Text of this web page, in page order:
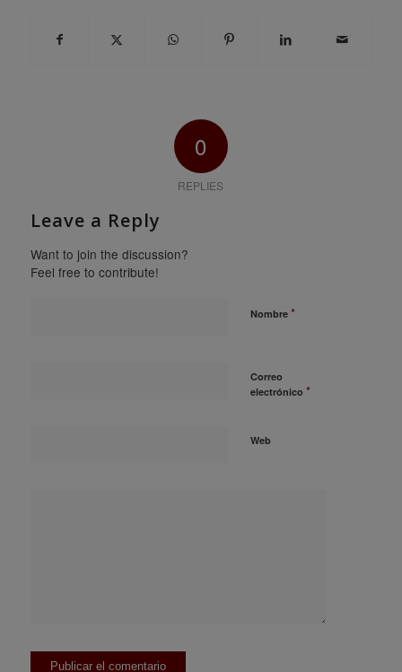
0
REPLIES
Leave a Reply
Want to join the discussion?
Feel free to contribute!
Nombre *
Correo
electrónico *
Web